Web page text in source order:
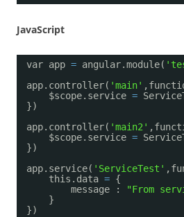
JavaScript
var app = angular.module(
app.controller( 'main'
$scope.service =
})
app.controller( 'main2'
$scope.service =
})
app.service( 'ServiceTest'
this.data = {
message :
"From
}
})